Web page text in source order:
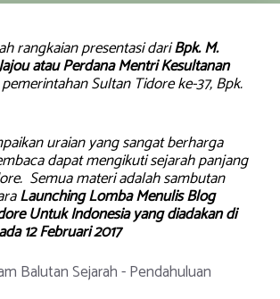
rangkaian presentasi dariBpk. M.
atau Perdana Mentri Kesultanan
Sultan Tidore ke-37, Bpk.
uraian yang sangat berharga
dapat mengikuti sejarah panjang
Semua materi adalah sambutan
Launching Lomba Menulis Blog
Untuk Indonesia yang diadakan di
12 Februari 2017